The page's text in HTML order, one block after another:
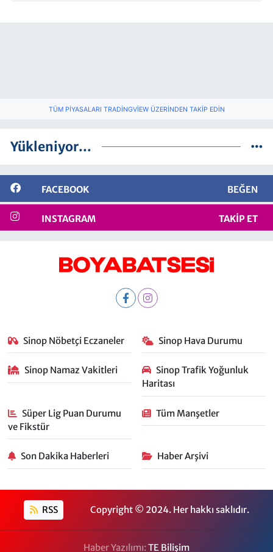
TÜM PIYASALARI TRADINGVIEW ÜZERINDEN TAKIP EDIN
Yükleniyor...
FACEBOOK BEĞEN
INSTAGRAM TAKIP ET
Sinop Nöbetçi Eczaneler Sinop Hava Durumu
Sinop Namaz Vakitleri
Sinop Trafik Yoğunluk
Haritası
Süper Lig Puan Durumu
ve Fikstür
Tüm Manşetler
Son Dakika Haberleri Haber Arşivi
RSS Copyright © 2024. Her hakkı saklıdır.
Haber Yazılımı:TE Bilişim